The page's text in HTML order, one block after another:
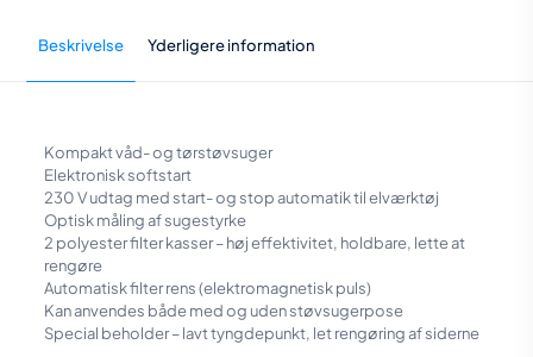
Beskrivelse Yderligere information
Kompakt våd- og tørstøvsuger
Elektronisk softstart
230 V udtag med start- og stop automatik til elværktøj
Optisk måling af sugestyrke
2 polyester filter kasser – høj effektivitet, holdbare, lette at
rengøre
Automatisk filter rens (elektromagnetisk puls)
Kan anvendes både med og uden støvsugerpose
Special beholder – lavt tyngdepunkt, let rengøring af siderne